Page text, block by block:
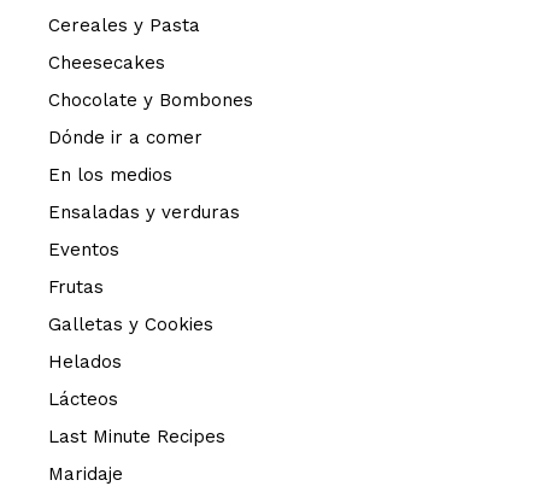
Cereales y Pasta
Cheesecakes
Chocolate y Bombones
Dónde ir a comer
En los medios
Ensaladas y verduras
Eventos
Frutas
Galletas y Cookies
Helados
Lácteos
Last Minute Recipes
Maridaje